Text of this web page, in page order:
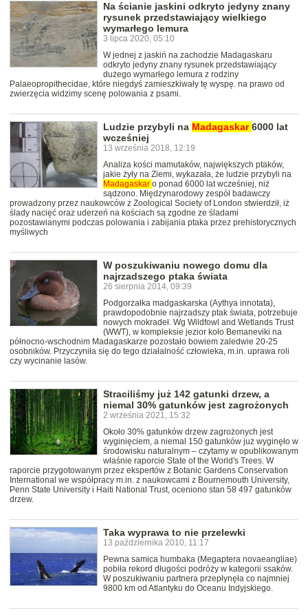
Na ścianie jaskini odkryto jedyny znany
rysunek przedstawiający wielkiego
wymarłego lemura
3 lipca 2020, 05:10
W jednej z jaskiń na zachodzie Madagaskaru
odkryto jedyny znany rysunek przedstawiający
dużego wymarłego lemura z rodziny
Palaeopropithecidae, które niegdyś zamieszkiwały tę wyspę. na prawo od
zwierzęcia widzimy scenę polowania z psami.
Ludzie przybyli na Madagaskar6000 lat
wcześniej
13 września 2018, 12:19
Analiza kości mamutaków, największych ptaków,
jakie żyły na Ziemi, wykazała, że ludzie przybyli na
Madagaskar o ponad 6000 lat wcześniej, niż
sądzono. Międzynarodowy zespół badawczy
prowadzony przez naukowców z Zoological Society of London stwierdził, iż
ślady nacięć oraz uderzeń na kościach są zgodne ze śladami
pozostawianymi podczas polowania i zabijania ptaka przez prehistorycznych
myśliwych
W poszukiwaniu nowego domu dla
najrzadszego ptaka świata
26 sierpnia 2014, 09:39
Podgorzałka madgaskarska (Aythya innotata),
prawdopodobnie najrzadszy ptak świata, potrzebuje
nowych mokradeł. Wg Wildfowl and Wetlands Trust
(WWT), w kompleksie jezior koło Bemaneviki na
północno-wschodnim Madagaskarze pozostało bowiem zaledwie 20-25
osobników. Przyczyniła się do tego działalność człowieka, m.in. uprawa roli
czy wycinanie lasów.
Straciliśmy już 142 gatunki drzew, a
niemal 30% gatunków jest zagrożonych
2 września 2021, 15:32
Około 30% gatunków drzew zagrożonych jest
wyginięciem, a niemal 150 gatunków już wyginęło w
środowisku naturalnym – czytamy w opublikowanym
właśnie raporcie State of the World's Trees. W
raporcie przygotowanym przez ekspertów z Botanic Gardens Conservation
International we współpracy m.in. z naukowcami z Bournemouth University,
Penn State University i Haiti National Trust, oceniono stan 58 497 gatunków
drzew.
Taka wyprawa to nie przelewki
13 października 2010, 11:17
Pewna samica humbaka (Megaptera novaeangliae)
pobiła rekord długości podróży w kategorii ssaków.
W poszukiwaniu partnera przepłynęła co najmniej
9800 km od Atlantyku do Oceanu Indyjskiego.